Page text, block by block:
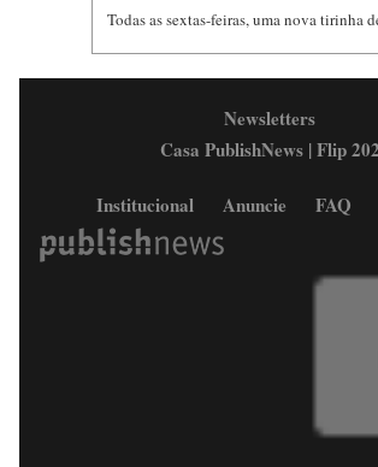
Todas as sextas-feiras, uma nova tirinha
Newsletters
Casa PublishNews | Flip
Institucional Anuncie FAQ